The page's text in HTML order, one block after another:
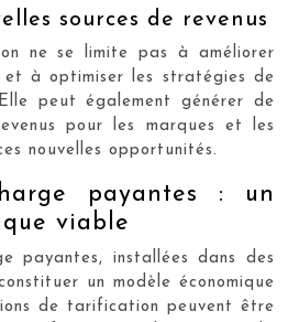
sources de revenus
ne se limite pas à améliorer
et à optimiser les stratégies de
peut également générer de
pour les marques et les
nouvelles opportunités.
payantes : un
viable
payantes, installées dans des
un modèle économique
de tarification peuvent être